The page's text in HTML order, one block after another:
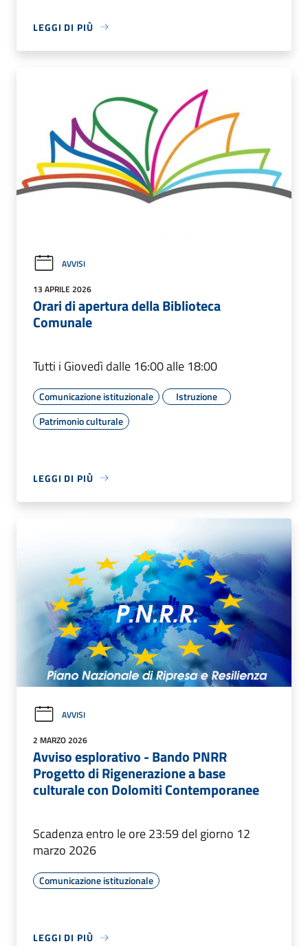
LEGGI DI PIÙ
AVVISI
13 APRILE 2026
Orari di apertura della Biblioteca
Comunale
Tutti i Giovedì dalle 16:00 alle 18:00
Comunicazione istituzionale
Istruzione
Patrimonio culturale
LEGGI DI PIÙ
AVVISI
2 MARZO 2026
Avviso esplorativo - Bando PNRR
Progetto di Rigenerazione a base
culturale con Dolomiti Contemporanee
Scadenza entro le ore 23:59 del giorno 12
marzo 2026
Comunicazione istituzionale
LEGGI DI PIÙ